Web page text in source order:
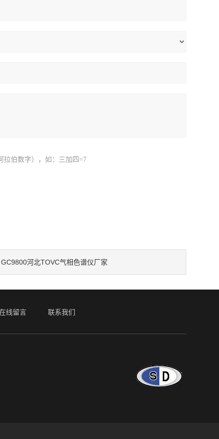
拉伯数字），如：三加四=7
GC9800河北TOVC气相色谱仪厂家
线留言 联系我们